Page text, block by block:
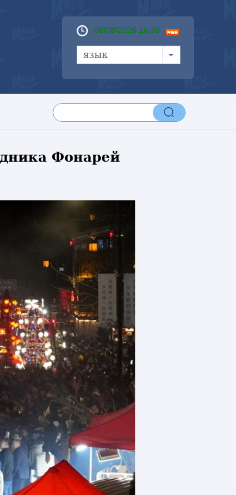
08/08/2026 16:36
язык
Фонарей